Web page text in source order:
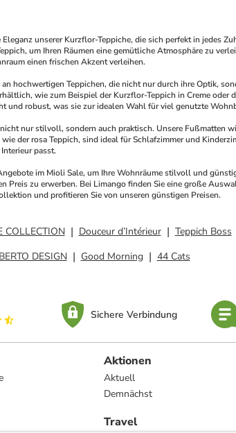
unserer Kurzflor-Teppiche, die sich perfekt in jedes
um Ihren Räumen eine gemütliche Atmosphäre zu
einen frischen Akzent verleihen.
hochwertigen Teppichen, die nicht nur durch ihre Optik,
wie zum Beispiel der Kurzflor-Teppich in Creme oder
robust, was sie zur idealen Wahl für viel genutzte
nur stilvoll, sondern auch praktisch. Unsere Fußmatten
der rosa Teppich, sind ideal für Schlafzimmer und
passt.
im Mioli Sale, um Ihre Wohnräume stilvoll und
zu erwerben. Bei Limango finden Sie eine große
und profitieren Sie von unseren günstigen Preisen.
COLLECTION Douceur d’Intérieur Teppich Boss
DESIGN Good Morning 44 Cats
Sichere Verbindung
Aktionen
Aktuell
Demnächst
Travel